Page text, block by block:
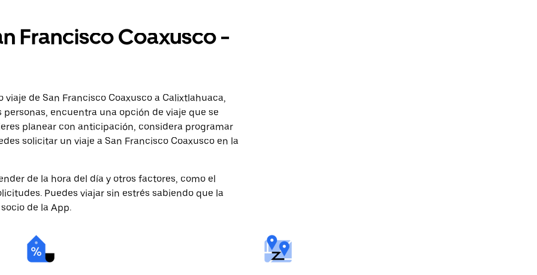
Francisco Coaxusco -
de San Francisco Coaxusco a Calixtlahuaca,
encuentra una opción de viaje que se
planear con anticipación, considera programar
solicitar un viaje a San Francisco Coaxusco en la
de la hora del día y otros factores, como el
Puedes viajar sin estrés sabiendo que la
de la App.